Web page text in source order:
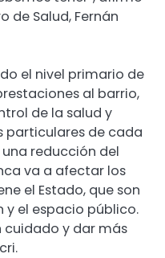
de Salud, Fernán
el nivel primario de
al barrio,
de la salud y
particulares de cada
reducción del
va a afectar los
el Estado, que son
y el espacio público.
y dar más